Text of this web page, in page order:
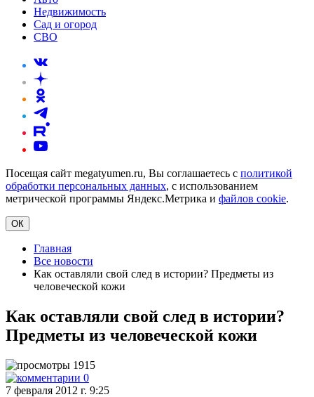
Недвижимость
Сад и огород
СВО
Посещая сайт megatyumen.ru, Вы соглашаетесь с политикой
обработки персональных данных, с использованием
метрической программы Яндекс.Метрика и файлов cookie.
ОК
Главная
Все новости
Как оставляли свой след в истории? Предметы из
человеческой кожи
Как оставляли свой след в истории?
Предметы из человеческой кожи
1915
0
7 февраля 2012 г. 9:25